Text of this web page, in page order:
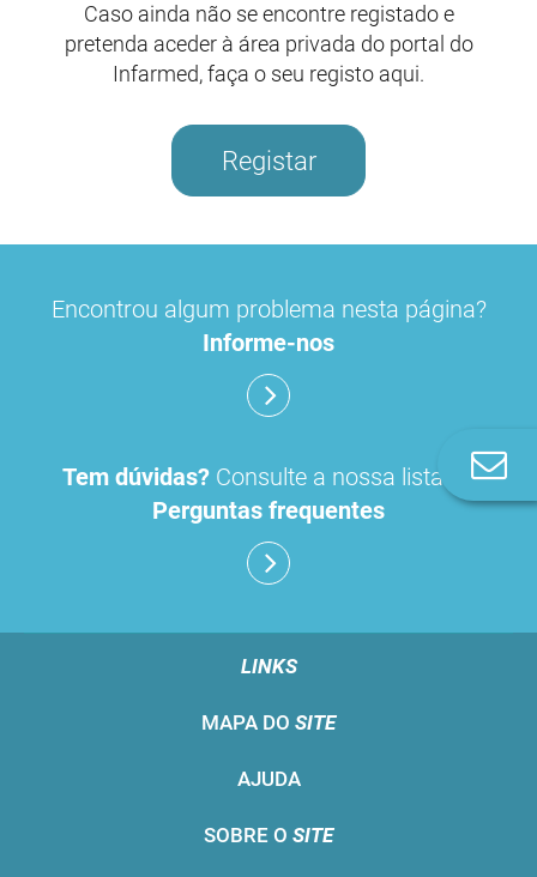
Caso ainda não se encontre registado e
pretenda aceder à área privada do portal do
Infarmed, faça o seu registo aqui.
Registar
Encontrou algum problema nesta página?
Informe-nos
Tem dúvidas? Consulte a nossa lista de
Perguntas frequentes
LINKS
MAPA DO SITE
AJUDA
SOBRE O SITE